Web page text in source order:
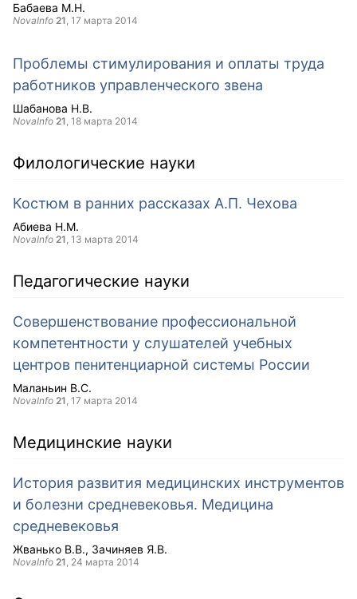
Бабаева М.Н.
NovaInfo 21, 17 марта 2014
Проблемы стимулирования и оплаты труда
работников управленческого звена
Шабанова Н.В.
NovaInfo 21, 18 марта 2014
Филологические науки
Костюм в ранних рассказах А.П. Чехова
Абиева Н.М.
NovaInfo 21, 13 марта 2014
Педагогические науки
Совершенствование профессиональной
компетентности у слушателей учебных
центров пенитенциарной системы России
Маланьин В.С.
NovaInfo 21, 17 марта 2014
Медицинские науки
История развития медицинских инструментов
и болезни средневековья. Медицина
средневековья
Жванько В.В. Зачиняев Я.В.
NovaInfo 21, 24 марта 2014